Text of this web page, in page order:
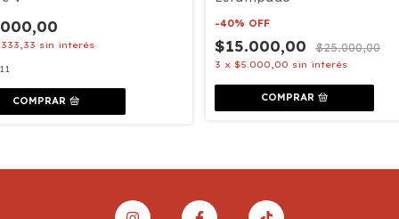
sin interés
COMPRAR
-40% OFF
$15.000,00 $25.000,00
3 x $5.000,00 sin interés
COMPRAR